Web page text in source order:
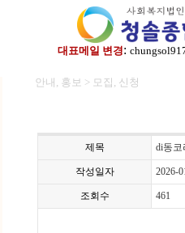
대표메일 변경:
안내, 홍보 > 모집, 신청
제목 di동코
작성일자 2026-
조회수 461